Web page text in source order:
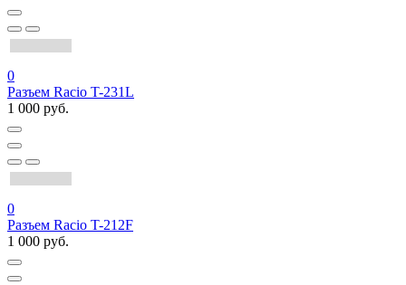
0
Разъем Racio T-231L
1 000 руб.
0
Разъем Racio T-212F
1 000 руб.